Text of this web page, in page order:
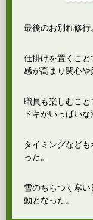
最後のお別れ修行
仕掛けを置くこ
感が高まり関心や
職員も楽しむこ
ドキがいっぱい
タイミングなど
った。
雪のちらつく寒
動となった。